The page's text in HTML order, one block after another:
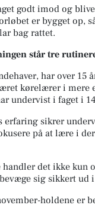
godt imod og
er bygget op,
bag rattet.
står tre
har over 15
kørelærer i mere
undervist i faget i
erfaring sikrer
på at lære i
handler det ikke kun
sig sikkert ud
holdene er